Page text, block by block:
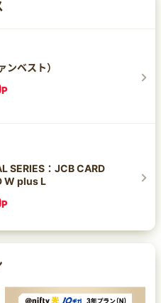
ベスト）
P
SERIES：JCB CARD
W plus L
P